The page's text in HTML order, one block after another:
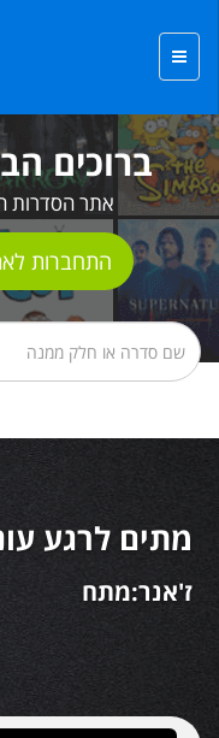
ברוכים
אתר הסדרות
התחברות
מתים לרגע
ז'אנר:מתח